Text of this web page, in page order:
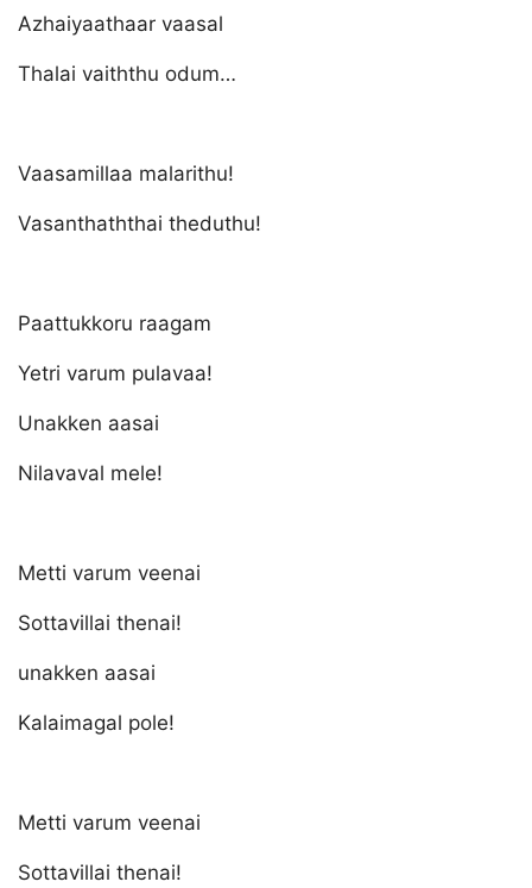
Azhaiyaathaar vaasal
Thalai vaiththu odum…
Vaasamillaa malarithu!
Vasanthaththai theduthu!
Paattukkoru raagam
Yetri varum pulavaa!
Unakken aasai
Nilavaval mele!
Metti varum veenai
Sottavillai thenai!
unakken aasai
Kalaimagal pole!
Metti varum veenai
Sottavillai thenai!